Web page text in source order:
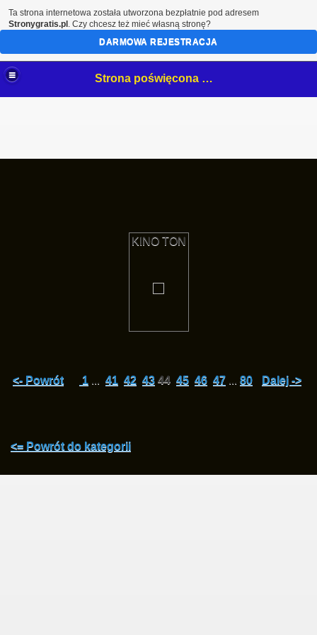
Strona poświęcona mojemu hobby- białostockim NeOnOm.
KINO TON
<- Powrót 1 ... 41 42 43 44 45 46 47 ... 80 Dalej ->
<= Powrót do kategorii
Ta strona internetowa została utworzona bezpłatnie pod adresem
Stronygratis.pl . Czy chcesz też mieć własną stronę?
DARMOWA REJESTRACJA